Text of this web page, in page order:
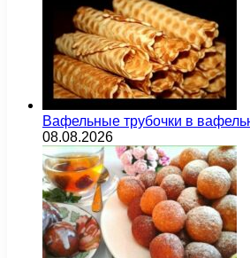
Вафельные трубочки в
08.08.2026